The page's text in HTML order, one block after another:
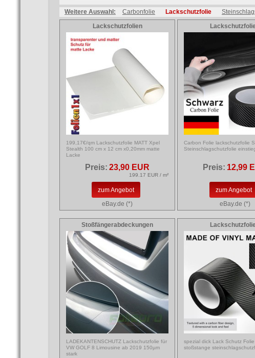
Weitere Auswahl: Carbonfolie Lackschutzfolie
Lackschutzfolien
199,17€/qm Lackschutzfolie MATT Xpel
Stealth 100 cm x 12 cm x0,20mm matte
Lacke
Preis: 23,90 EUR
199.17 EUR / m²
zum Angebot
eBay.de (*)
Carbon Folie lackschutzfolie
Steinschlagschutzfolie
Preis: 12,99
zum Angebot
eBay.de (*)
Stoßfängerabdeckungen
LADEKANTENSCHUTZ Lackschutzfolie für
VW GOLF 8 Limousine ab 2019 150µm
stark
spezial dick Lack Schutz
stoßstange